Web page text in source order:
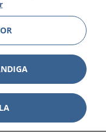
och vård
information om
du kan kontakta.
göra dina
1177 för